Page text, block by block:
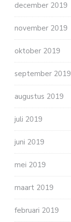
december 2019
november 2019
oktober 2019
september 2019
augustus 2019
juli 2019
juni 2019
mei 2019
maart 2019
februari 2019